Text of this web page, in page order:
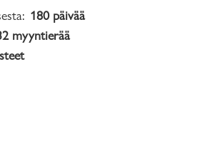
180 päivää
myyntierää